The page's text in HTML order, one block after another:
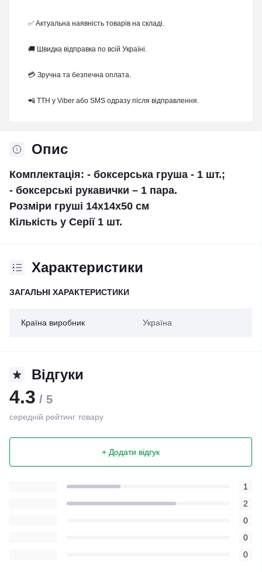
Опис
Комплектація: - боксерська груша - 1 шт.;
- боксерські рукавички – 1 пара.
Розміри груші 14х14х50 см
Кількість у Серії 1 шт.
Характеристики
ЗАГАЛЬНІ ХАРАКТЕРИСТИКИ
Країна виробник Україна
Відгуки
4.3 / 5
середній рейтинг товару
+ Додати відгук
1
2
0
0
0
✅ Актуальна наявність товарів на складі.
🚚 Швидка відправка по всій Україні.
💳 Зручна та безпечна оплата.
📲 ТТН у Viber або SMS одразу після відправлення.